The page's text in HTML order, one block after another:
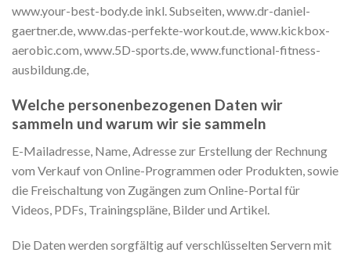
www.your-best-body.de inkl. Subseiten, www.dr-daniel-
gaertner.de, www.das-perfekte-workout.de, www.kickbox-
aerobic.com, www.5D-sports.de, www.functional-fitness-
ausbildung.de,
Welche personenbezogenen Daten wir
sammeln und warum wir sie sammeln
E-Mailadresse, Name, Adresse zur Erstellung der Rechnung
vom Verkauf von Online-Programmen oder Produkten, sowie
die Freischaltung von Zugängen zum Online-Portal für
Videos, PDFs, Trainingspläne, Bilder und Artikel.
Die Daten werden sorgfältig auf verschlüsselten Servern mit